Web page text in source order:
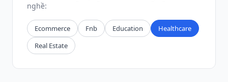
nghề:
Ecommerce Fnb Education
Healthcare
Real Estate